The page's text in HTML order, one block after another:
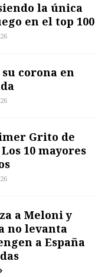
la única
en el top 100
corona en
Grito de
10 mayores
a Meloni y
no levanta
a España